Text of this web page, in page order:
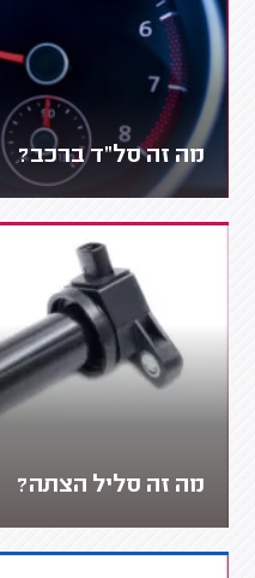
מה זה סל"ד ברכב?
מה זה סליל הצתה?